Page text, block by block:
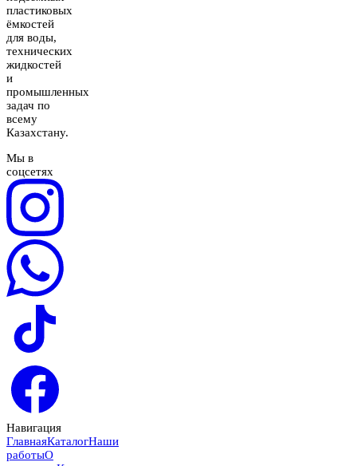
пластиковых
ёмкостей
для воды,
технических
жидкостей
и
промышленных
задач по
всему
Казахстану.
Мы в
соцсетях
Навигация
ГлавнаяКаталогНаши
работыО